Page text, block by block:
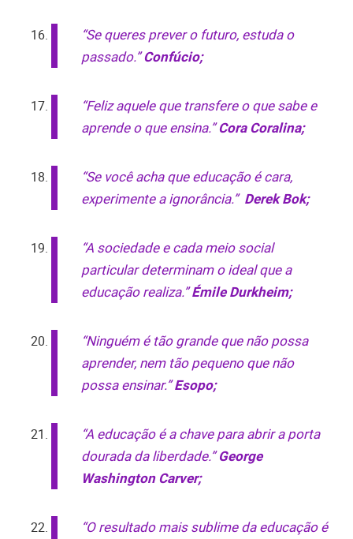
“Se queres prever o futuro, estuda o
passado.”Confúcio;
“Feliz aquele que transfere o que sabe e
aprende o que ensina.”Cora Coralina;
“Se você acha que educação é cara,
experimente a ignorância.” Derek Bok;
“A sociedade e cada meio social
particular determinam o ideal que a
educação realiza.”Émile Durkheim;
“Ninguém é tão grande que não possa
aprender, nem tão pequeno que não
possa ensinar.”Esopo;
“A educação é a chave para abrir a porta
dourada da liberdade.”George
Washington Carver;
“O resultado mais sublime da educação é